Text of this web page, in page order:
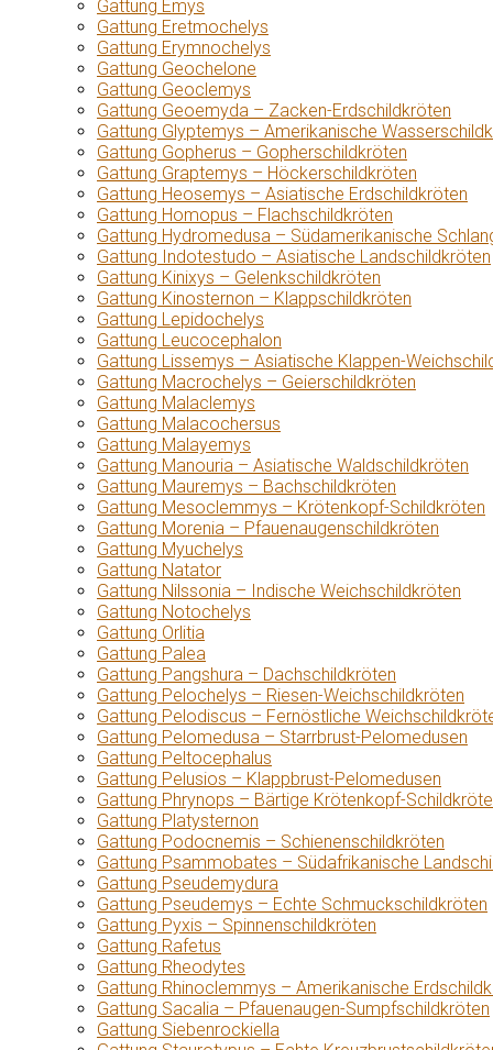
Gattung Emys
Gattung Eretmochelys
Gattung Erymnochelys
Gattung Geochelone
Gattung Geoclemys
Gattung Geoemyda – Zacken-Erdschildkröten
Gattung Glyptemys – Amerikanische
Gattung Gopherus – Gopherschildkröten
Gattung Graptemys – Höckerschildkröten
Gattung Heosemys – Asiatische Erdschildkröten
Gattung Homopus – Flachschildkröten
Gattung Hydromedusa – Südamerikanische
Gattung Indotestudo – Asiatische Landschildkröten
Gattung Kinixys – Gelenkschildkröten
Gattung Kinosternon – Klappschildkröten
Gattung Lepidochelys
Gattung Leucocephalon
Gattung Lissemys – Asiatische Klappen-
Gattung Macrochelys – Geierschildkröten
Gattung Malaclemys
Gattung Malacochersus
Gattung Malayemys
Gattung Manouria – Asiatische Waldschildkröten
Gattung Mauremys – Bachschildkröten
Gattung Mesoclemmys – Krötenkopf-Schildkröten
Gattung Morenia – Pfauenaugenschildkröten
Gattung Myuchelys
Gattung Natator
Gattung Nilssonia – Indische Weichschildkröten
Gattung Notochelys
Gattung Orlitia
Gattung Palea
Gattung Pangshura – Dachschildkröten
Gattung Pelochelys – Riesen-Weichschildkröten
Gattung Pelodiscus – Fernöstliche
Gattung Pelomedusa – Starrbrust-Pelomedusen
Gattung Peltocephalus
Gattung Pelusios – Klappbrust-Pelomedusen
Gattung Phrynops – Bärtige Krötenkopf-
Gattung Platysternon
Gattung Podocnemis – Schienenschildkröten
Gattung Psammobates – Südafrikanische
Gattung Pseudemydura
Gattung Pseudemys – Echte Schmuckschildkröten
Gattung Pyxis – Spinnenschildkröten
Gattung Rafetus
Gattung Rheodytes
Gattung Rhinoclemmys – Amerikanische
Gattung Sacalia – Pfauenaugen-Sumpfschildkröten
Gattung Siebenrockiella